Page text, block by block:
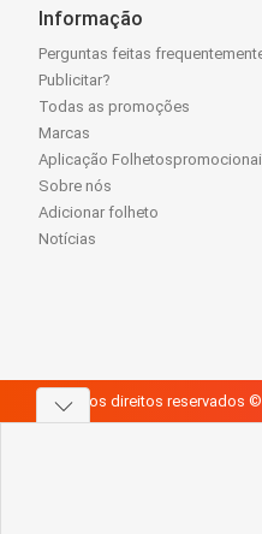
Informação
Perguntas feitas
Publicitar?
Todas as promoções
Marcas
Aplicação
Sobre nós
Adicionar folheto
Notícias
Todos os direitos reservados